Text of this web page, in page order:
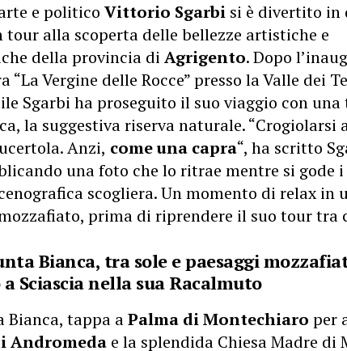
e politico Vittorio Sgarbi si è divertito in
alla scoperta delle bellezze artistiche e
della provincia di Agrigento. Dopo
“La Vergine delle Rocce” presso la Valle dei
Sgarbi ha proseguito il suo viaggio con una
la suggestiva riserva naturale. “Crogiolarsi
Anzi, come una capra“, ha scritto
una foto che lo ritrae mentre si gode
scogliera. Un momento di relax in
prima di riprendere il suo tour tra
Bianca, tra sole e paesaggi
a Sciascia nella sua Racalmuto
Bianca, tappa aPalma di Montechiaro per
Andromeda e la splendida Chiesa Madre di